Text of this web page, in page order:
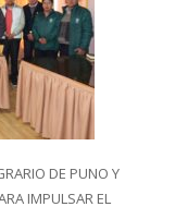
DE PUNO Y
IMPULSAR EL